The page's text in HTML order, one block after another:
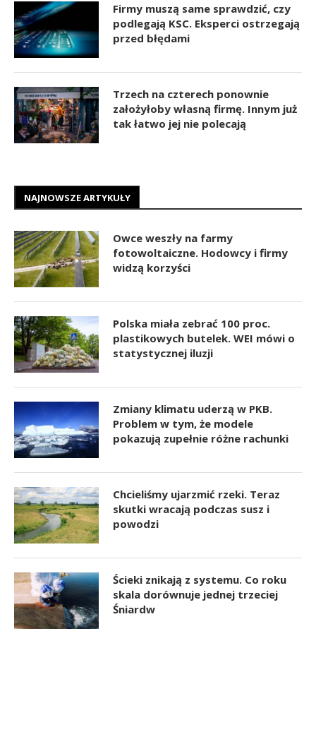
Firmy muszą same sprawdzić, czy
podlegają KSC. Eksperci ostrzegają
przed błędami
Trzech na czterech ponownie
założyłoby własną firmę. Innym już
tak łatwo jej nie polecają
NAJNOWSZE ARTYKUŁY
Owce weszły na farmy
fotowoltaiczne. Hodowcy i firmy
widzą korzyści
Polska miała zebrać 100 proc.
plastikowych butelek. WEI mówi o
statystycznej iluzji
Zmiany klimatu uderzą w PKB.
Problem w tym, że modele
pokazują zupełnie różne rachunki
Chcieliśmy ujarzmić rzeki. Teraz
skutki wracają podczas susz i
powodzi
Ścieki znikają z systemu. Co roku
skala dorównuje jednej trzeciej
Śniardw